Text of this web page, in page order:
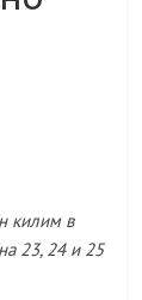
килим в
23, 24 и 25